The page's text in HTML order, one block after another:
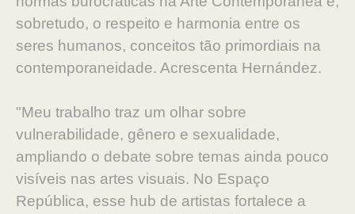
sobretudo, o respeito e harmonia entre os
seres humanos, conceitos tão primordiais na
contemporaneidade. Acrescenta Hernández.
"Meu trabalho traz um olhar sobre
vulnerabilidade, gênero e sexualidade,
ampliando o debate sobre temas ainda pouco
visíveis nas artes visuais. No Espaço
República, esse hub de artistas fortalece a